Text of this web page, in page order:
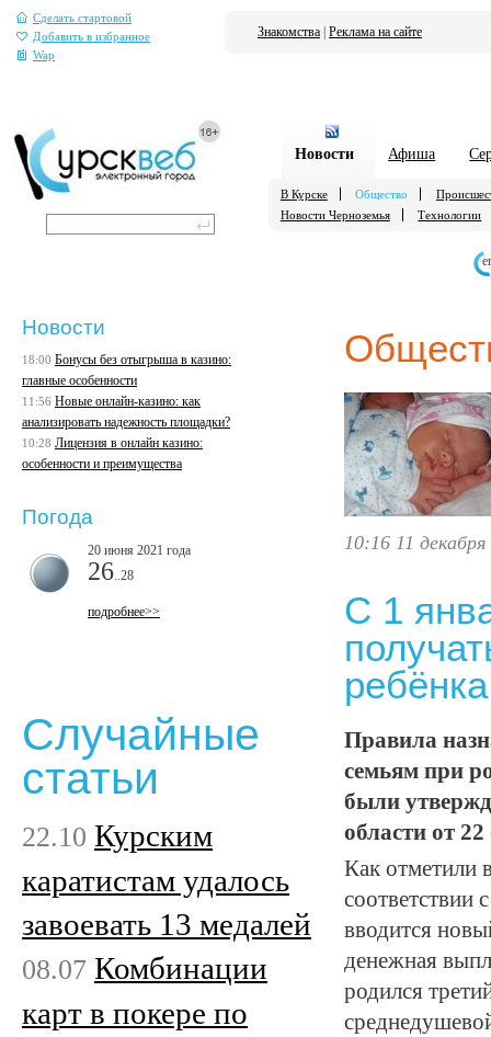
Сделать стартовой
Добавить в избранное
Wap
Знакомства Реклама на сайте
Новости Афиша
В Курске Общество
Новости Черноземья
Технологии
10:16 11 декабря
С 1
ребёнка
Правила
семьям при
были
области от
Как отметили
соответствии
вводится
денежная
родился
Новости
18:00 Бонусы без отыгрыша в казино:
главные особенности
11:56 Новые онлайн-казино: как
анализировать надежность площадки?
10:28 Лицензия в онлайн казино:
особенности и преимущества
Погода
20 июня 2021 года
26 ..28
подробнее>>
Случайные
статьи
22.10 Курским
каратистам удалось
завоевать 13 медалей
08.07 Комбинации
карт в покере по